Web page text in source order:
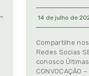
14 de julho de
Compartilhe
Redes Socias
conosco Últimas
CONVOCAÇÃO